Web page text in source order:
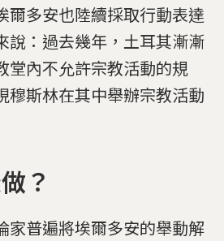
爾多安也陸續採取行動表達
說：過去幾年，土耳其漸漸
堂內不允許宗教活動的規
穆斯林在其中舉辦宗教活動
？
家普遍將埃爾多安的舉動解